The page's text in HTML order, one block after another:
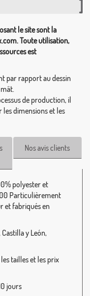
le site sont la
Toute utilisation,
est
par rapport au dessin
de production, il
dimensions et les
Nos avis clients
polyester et
Particulièrement
et fabriqués en
y León,
tailles et les prix
jours